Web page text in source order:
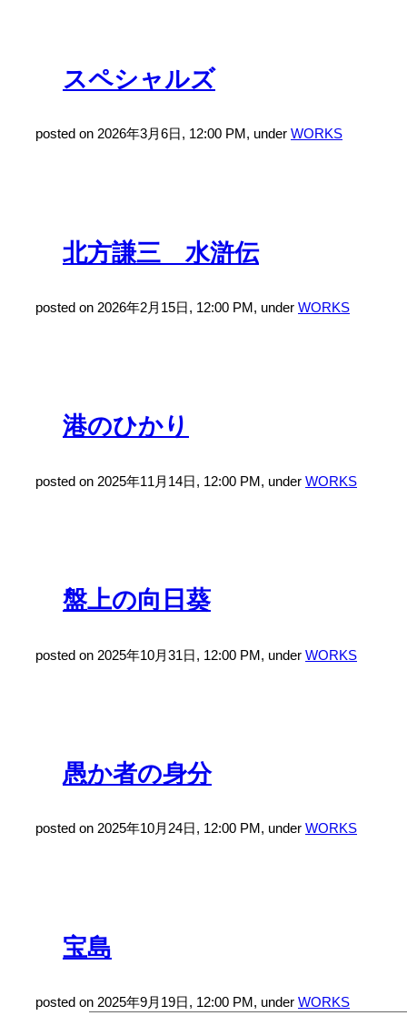
スペシャルズ
posted on 2026年3月6日, 12:00 PM, under WORKS
北方謙三 水滸伝
posted on 2026年2月15日, 12:00 PM, under WORKS
港のひかり
posted on 2025年11月14日, 12:00 PM, under WORKS
盤上の向日葵
posted on 2025年10月31日, 12:00 PM, under WORKS
愚か者の身分
posted on 2025年10月24日, 12:00 PM, under WORKS
宝島
posted on 2025年9月19日, 12:00 PM, under WORKS